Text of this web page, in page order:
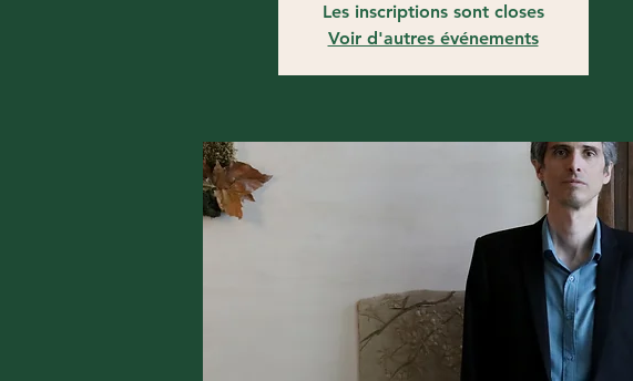
Les inscriptions sont closes
Voir d'autres événements